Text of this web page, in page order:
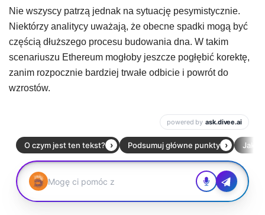
Nie wszyscy patrzą jednak na sytuację pesymistycznie.
Niektórzy analitycy uważają, że obecne spadki mogą być
częścią dłuższego procesu budowania dna. W takim
scenariuszu Ethereum mogłoby jeszcze pogłębić korektę,
zanim rozpocznie bardziej trwałe odbicie i powrót do
wzrostów.